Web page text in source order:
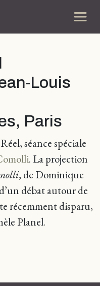
Louis
Paris
séance spéciale
. La projection
, de Dominique
débat autour de
récemment disparu,
Planel.